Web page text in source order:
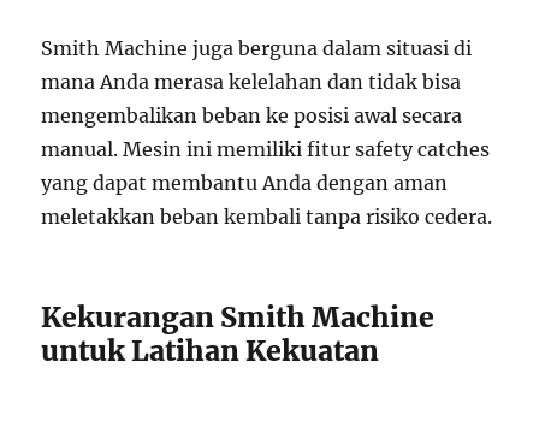
Smith Machine juga berguna dalam situasi di
mana Anda merasa kelelahan dan tidak bisa
mengembalikan beban ke posisi awal secara
manual. Mesin ini memiliki fitur safety catches
yang dapat membantu Anda dengan aman
meletakkan beban kembali tanpa risiko cedera.
Kekurangan Smith Machine
untuk Latihan Kekuatan